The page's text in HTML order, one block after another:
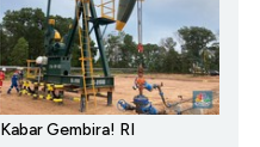
Kabar Gembira! RI